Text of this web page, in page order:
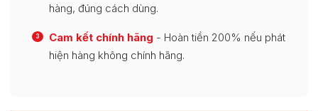
hàng, đúng cách dùng.
3 Cam kết chính hãng - Hoàn tiền 200% nếu phát
hiện hàng không chính hãng.